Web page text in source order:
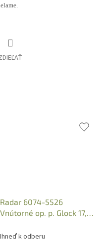
Radar 6074-5526
Vnútorné op. p. Glock 17,
Black
Ihneď k odberu